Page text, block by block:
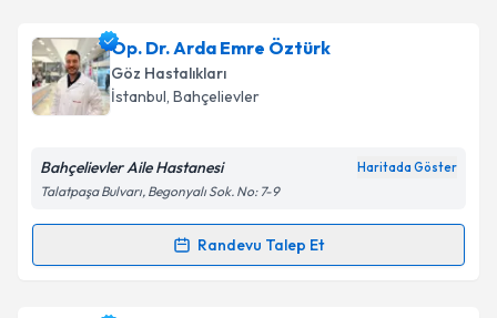
Op. Dr. Arda Emre Öztürk
Göz Hastalıkları
İstanbul, Bahçelievler
Bahçelievler Aile Hastanesi Haritada Göster
Talatpaşa Bulvarı, Begonyalı Sok. No: 7-9
Randevu Talep Et
Randevu Takvimi Talebi